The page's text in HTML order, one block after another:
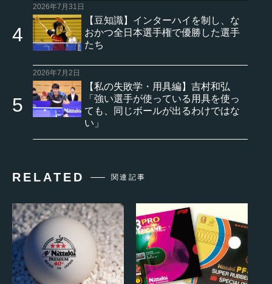
2026年7月31日
【豆知識】インターハイを制し、な
おかつ全日本選手権で優勝した選手
たち
2026年7月2日
【私の失敗学・用具編】吉村和弘
「強い選手が使っている用具を使っ
ても、同じボールが出るわけではな
い」
RELATED 関連記事